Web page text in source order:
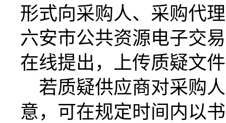
形式向采购人、采购代
六安市公共资源电子交
在线提出，上传质疑文
若质疑供应商对采购
意，可在规定时间内以